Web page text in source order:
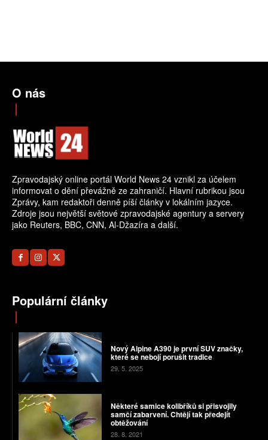
O nás
Zpravodajský online portál World News 24 vznikl za účelem
informovat o dění převážně ze zahraničí. Hlavní rubrikou jsou
Zprávy, kam redaktoři denně píší články v lokálním jazyce.
Zdroje jsou největší světové zpravodajské agentury a servery
jako Reuters, BBC, CNN, Al-Džazíra a další.
Populární články
Nový Alpine A390 je první SUV značky,
které se nebojí porušit tradice
29. 5. 2025
Některé samice kolibříků si přisvojily
samčí zabarvení. Chtějí tak předejít
obtěžování
28. 8. 2021